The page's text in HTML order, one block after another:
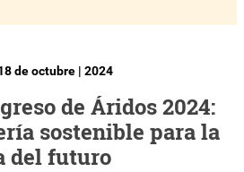
de octubre | 2024
de Áridos 2024:
sostenible para la
del futuro